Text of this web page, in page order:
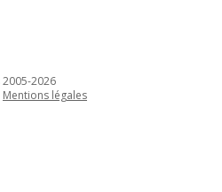
2026
Mentions légales